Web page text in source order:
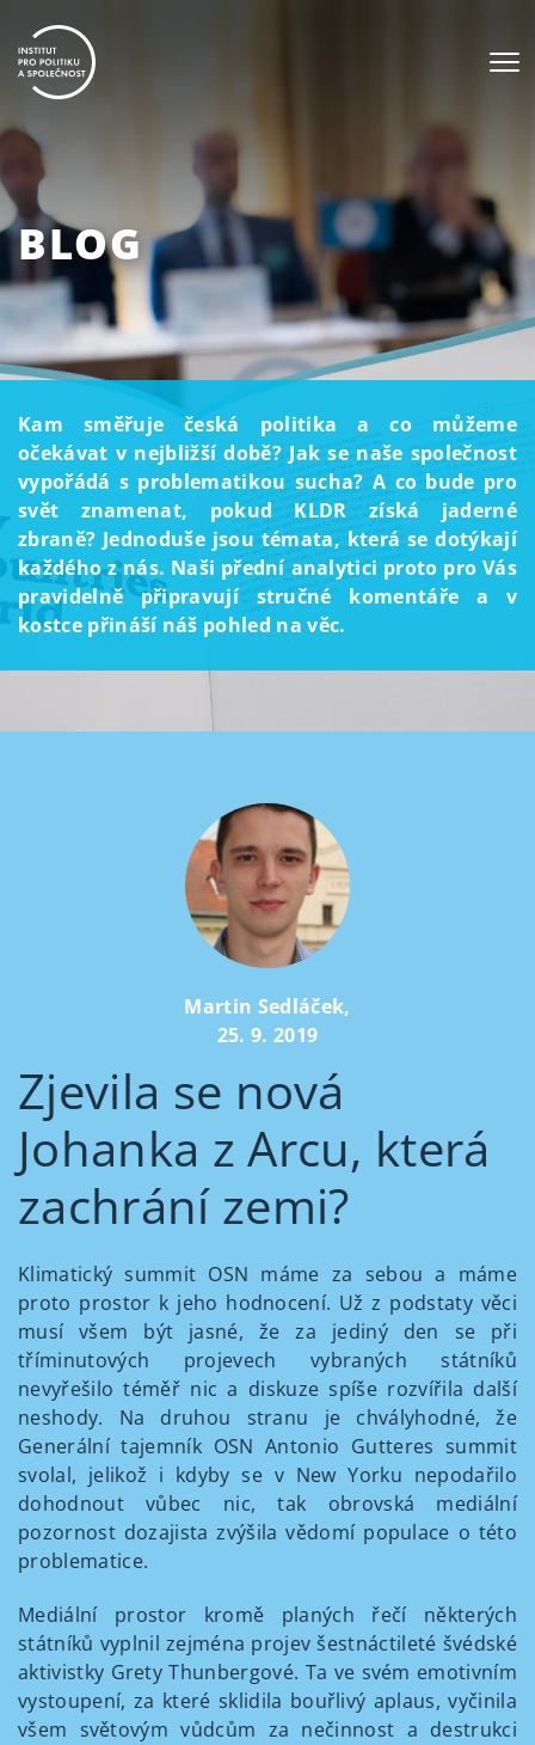
BLOG
Kam směřuje česká politika a co můžeme
očekávat v nejbližší době? Jak se naše společnost
vypořádá s problematikou sucha? A co bude pro
svět znamenat, pokud KLDR získá jaderné
zbraně? Jednoduše jsou témata, která se dotýkají
každého z nás. Naši přední analytici proto pro Vás
pravidelně připravují stručné komentáře a v
kostce přináší náš pohled na věc.
Martin Sedláček,
25. 9. 2019
Zjevila se nová
Johanka z Arcu, která
zachrání zemi?
Klimatický summit OSN máme za sebou a máme
proto prostor k jeho hodnocení. Už z podstaty věci
musí všem být jasné, že za jediný den se při
tříminutových projevech vybraných státníků
nevyřešilo téměř nic a diskuze spíše rozvířila další
neshody. Na druhou stranu je chvályhodné, že
Generální tajemník OSN Antonio Gutteres summit
svolal, jelikož i kdyby se v New Yorku nepodařilo
dohodnout vůbec nic, tak obrovská mediální
pozornost dozajista zvýšila vědomí populace o této
problematice.
Mediální prostor kromě planých řečí některých
státníků vyplnil zejména projev šestnáctileté švédské
aktivistky Grety Thunbergové. Ta ve svém emotivním
vystoupení, za které sklidila bouřlivý aplaus, vyčinila
všem světovým vůdcům za nečinnost a destrukci